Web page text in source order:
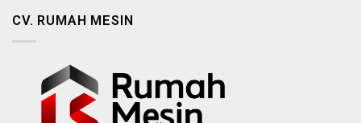
CV. RUMAH MESIN